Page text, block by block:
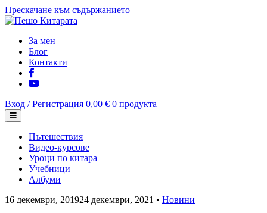
Прескачане към съдържанието
За мен
Блог
Контакти
Вход / Регистрация 0,00 € 0 продукта
Пътешествия
Видео-курсове
Уроци по китара
Учебници
Албуми
16 декември, 201924 декември, 2021 • Новини